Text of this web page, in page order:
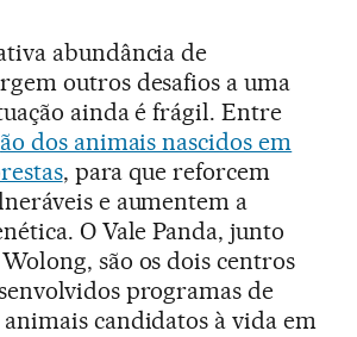
abundância de
outros desafios a uma
ainda é frágil. Entre
dos animais nascidos em
, para que reforcem
e aumentem a
O Vale Panda, junto
são os dois centros
programas de
animais candidatos à vida em